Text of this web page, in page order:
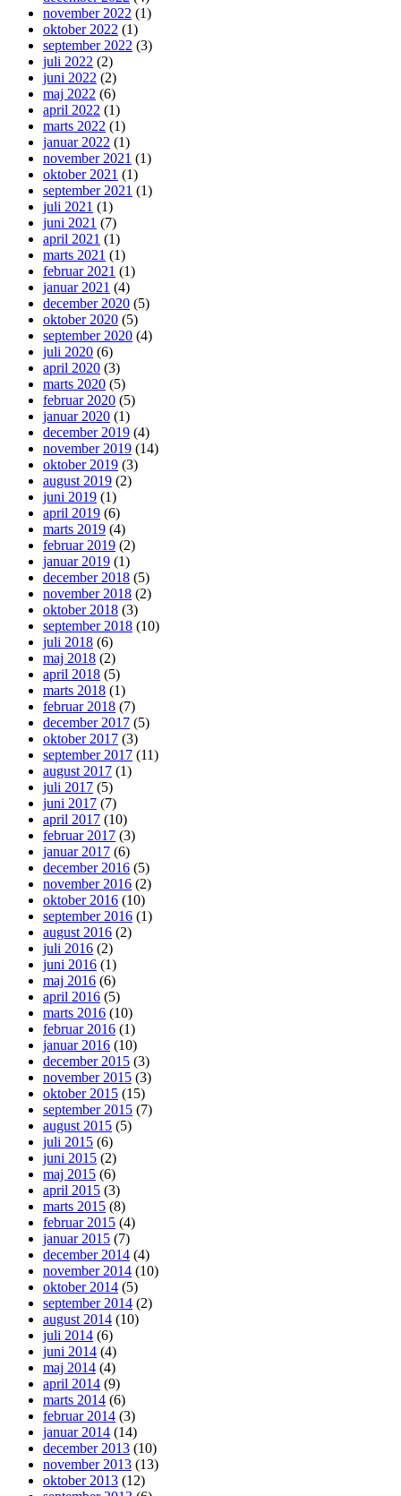
november 2022 (1)
oktober 2022 (1)
september 2022 (3)
juli 2022 (2)
juni 2022 (2)
maj 2022 (6)
april 2022 (1)
marts 2022 (1)
januar 2022 (1)
november 2021 (1)
oktober 2021 (1)
september 2021 (1)
juli 2021 (1)
juni 2021 (7)
april 2021 (1)
marts 2021 (1)
februar 2021 (1)
januar 2021 (4)
december 2020 (5)
oktober 2020 (5)
september 2020 (4)
juli 2020 (6)
april 2020 (3)
marts 2020 (5)
februar 2020 (5)
januar 2020 (1)
december 2019 (4)
november 2019 (14)
oktober 2019 (3)
august 2019 (2)
juni 2019 (1)
april 2019 (6)
marts 2019 (4)
februar 2019 (2)
januar 2019 (1)
december 2018 (5)
november 2018 (2)
oktober 2018 (3)
september 2018 (10)
juli 2018 (6)
maj 2018 (2)
april 2018 (5)
marts 2018 (1)
februar 2018 (7)
december 2017 (5)
oktober 2017 (3)
september 2017 (11)
august 2017 (1)
juli 2017 (5)
juni 2017 (7)
april 2017 (10)
februar 2017 (3)
januar 2017 (6)
december 2016 (5)
november 2016 (2)
oktober 2016 (10)
september 2016 (1)
august 2016 (2)
juli 2016 (2)
juni 2016 (1)
maj 2016 (6)
april 2016 (5)
marts 2016 (10)
februar 2016 (1)
januar 2016 (10)
december 2015 (3)
november 2015 (3)
oktober 2015 (15)
september 2015 (7)
august 2015 (5)
juli 2015 (6)
juni 2015 (2)
maj 2015 (6)
april 2015 (3)
marts 2015 (8)
februar 2015 (4)
januar 2015 (7)
december 2014 (4)
november 2014 (10)
oktober 2014 (5)
september 2014 (2)
august 2014 (10)
juli 2014 (6)
juni 2014 (4)
maj 2014 (4)
april 2014 (9)
marts 2014 (6)
februar 2014 (3)
januar 2014 (14)
december 2013 (10)
november 2013 (13)
oktober 2013 (12)